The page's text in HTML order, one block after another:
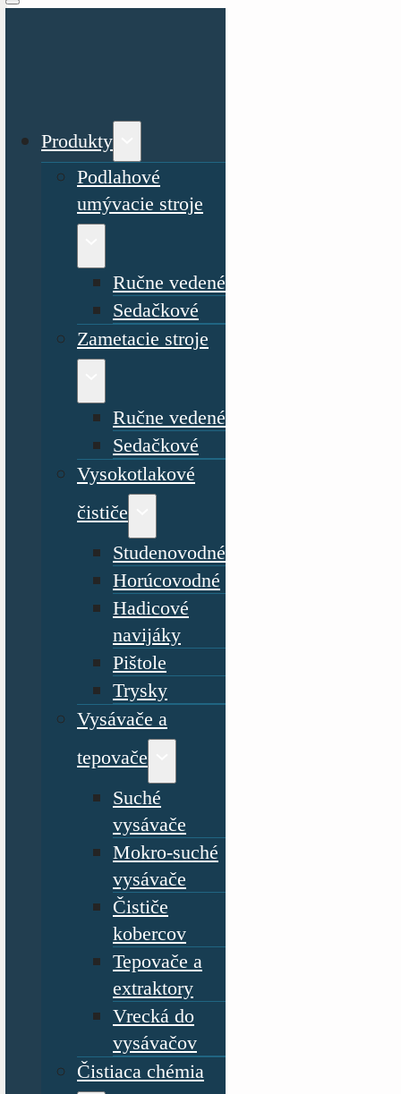
Produkty
Podlahové
umývacie stroje
Ručne vedené
Sedačkové
Zametacie stroje
Ručne vedené
Sedačkové
Vysokotlakové
čističe
Studenovodné
Horúcovodné
Hadicové
navijáky
Pištole
Trysky
Vysávače a
tepovače
Suché
vysávače
Mokro-suché
vysávače
Čističe
kobercov
Tepovače a
extraktory
Vrecká do
vysávačov
Čistiaca chémia